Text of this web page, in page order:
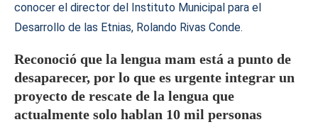
conocer el director del Instituto Municipal para el
Desarrollo de las Etnias, Rolando Rivas Conde.
Reconoció que la lengua mam está a punto de
desaparecer, por lo que es urgente integrar un
proyecto de rescate de la lengua que
actualmente solo hablan 10 mil personas